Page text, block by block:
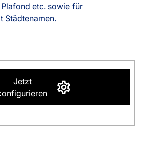
etc. sowie für
Städtenamen.
Jetzt